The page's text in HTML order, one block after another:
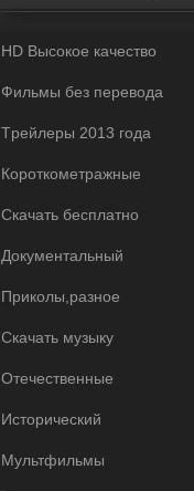
HD Высокое качество
Фильмы без перевода
Tрейлеры 2013 года
Короткометражные
Скачать бесплатно
Документальный
Приколы,разное
Скачать музыку
Отечественные
Исторический
Мультфильмы